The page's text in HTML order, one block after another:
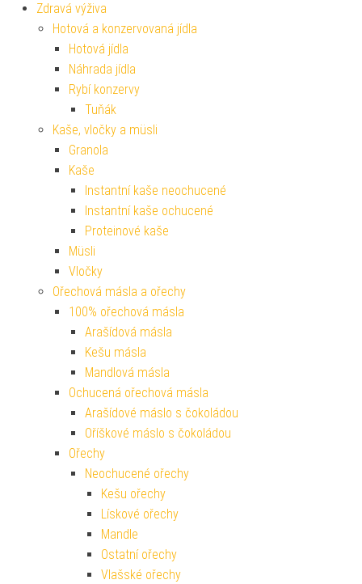
Zdravá výživa
Hotová a konzervovaná jídla
Hotová jídla
Náhrada jídla
Rybí konzervy
Tuňák
Kaše, vločky a müsli
Granola
Kaše
Instantní kaše neochucené
Instantní kaše ochucené
Proteinové kaše
Müsli
Vločky
Ořechová másla a ořechy
100% ořechová másla
Arašídová másla
Kešu másla
Mandlová másla
Ochucená ořechová másla
Arašídové máslo s čokoládou
Oříškové máslo s čokoládou
Ořechy
Neochucené ořechy
Kešu ořechy
Lískové ořechy
Mandle
Ostatní ořechy
Vlašské ořechy